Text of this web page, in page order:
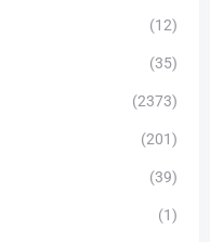
(12)
(35)
(2373)
(201)
(39)
(1)